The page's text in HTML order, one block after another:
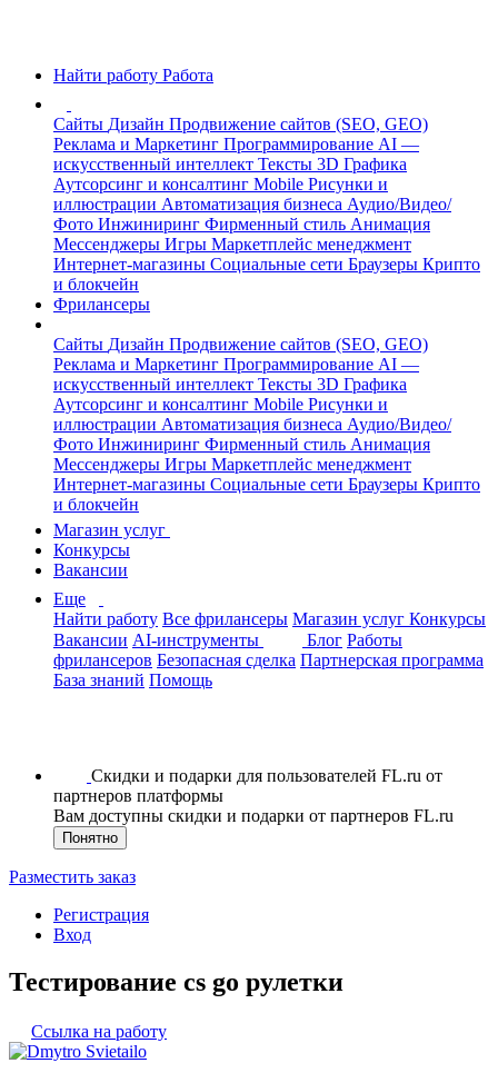
Найти работу Работа
Сайты Дизайн Продвижение сайтов (SEO, GEO)
Реклама и Маркетинг Программирование AI —
искусственный интеллект Тексты 3D Графика
Аутсорсинг и консалтинг Mobile Рисунки и
иллюстрации Автоматизация бизнеса Аудио/Видео/
Фото Инжиниринг Фирменный стиль Анимация
Мессенджеры Игры Маркетплейс менеджмент
Интернет-магазины Социальные сети Браузеры Крипто
и блокчейн
Фрилансеры
Сайты Дизайн Продвижение сайтов (SEO, GEO)
Реклама и Маркетинг Программирование AI —
искусственный интеллект Тексты 3D Графика
Аутсорсинг и консалтинг Mobile Рисунки и
иллюстрации Автоматизация бизнеса Аудио/Видео/
Фото Инжиниринг Фирменный стиль Анимация
Мессенджеры Игры Маркетплейс менеджмент
Интернет-магазины Социальные сети Браузеры Крипто
и блокчейн
Магазин услуг
Конкурсы
Вакансии
Еще
Найти работу Все фрилансеры Магазин услуг Конкурсы
Вакансии AI-инструменты Блог Работы
фрилансеров Безопасная сделка Партнерская программа
База знаний Помощь
Скидки и подарки для пользователей FL.ru от
партнеров платформы
Вам доступны скидки и подарки от партнеров FL.ru
Понятно
Разместить заказ
Регистрация
Вход
Тестирование cs go рулетки
Ссылка на работу